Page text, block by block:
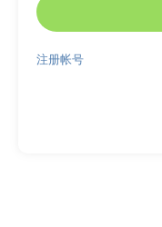
注册帐号